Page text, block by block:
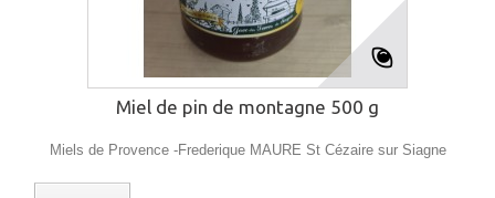
Miel de pin de montagne 500 g
Miels de Provence -Frederique MAURE St Cézaire sur Siagne